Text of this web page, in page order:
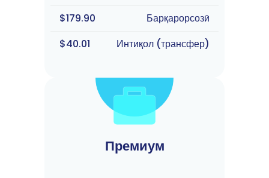
$179.90
Барқарорсозӣ
$40.01
Интиқол (трансфер)
Премиум